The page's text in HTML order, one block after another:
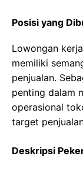
Posisi yang
Lowongan
memiliki
penjualan.
penting dalam
operasional
target
Deskripsi